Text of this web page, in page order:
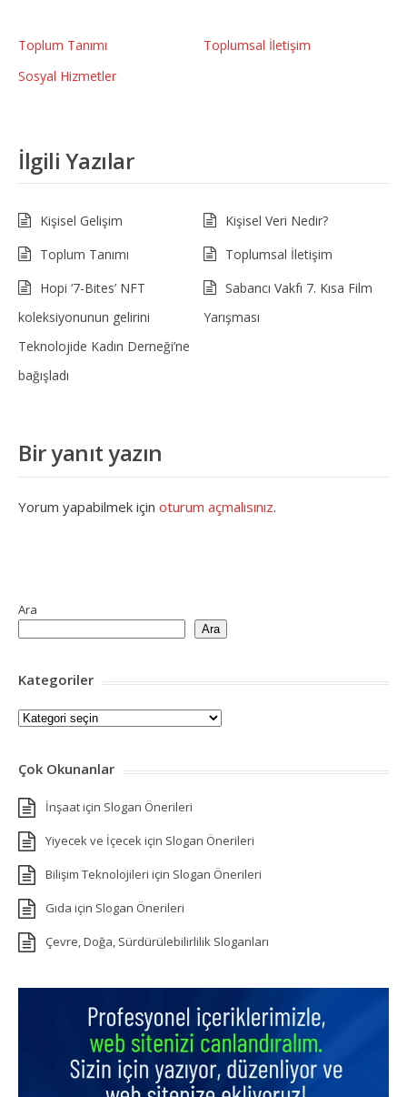
Toplum Tanımı
Toplumsal İletişim
Sosyal Hizmetler
İlgili Yazılar
Kişisel Gelişim
Kişisel Veri Nedir?
Toplum Tanımı
Toplumsal İletişim
Hopi ‘7-Bites’ NFT
koleksiyonunun gelirini
Teknolojide Kadın Derneği’ne
bağışladı
Sabancı Vakfı 7. Kısa Film
Yarışması
Bir yanıt yazın
Yorum yapabilmek için oturum açmalısınız.
Ara
Ara
Kategoriler
Kategoriler
Çok Okunanlar
İnşaat için Slogan Önerileri
Yiyecek ve İçecek için Slogan Önerileri
Bilişim Teknolojileri için Slogan Önerileri
Gıda için Slogan Önerileri
Çevre, Doğa, Sürdürülebilirlilik Sloganları